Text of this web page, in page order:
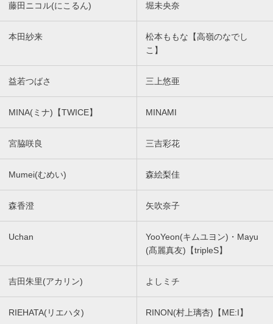
藤田ニコル(にこるん) 堀未央奈
本田紗来
松本ももな【高嶺のなでし
こ】
益若つばさ 三上悠亜
MINA(ミナ)【TWICE】 MINAMI
宮脇咲良 三吉彩花
Mumei(むめい) 森絵梨佳
森香澄 矢吹奈子
Uchan
YooYeon(キムユヨン)・Mayu
(髙麗真友)【tripleS】
吉田朱里(アカリン) よしミチ
RIEHATA(リエハタ) RINON(村上璃杏)【ME:I】